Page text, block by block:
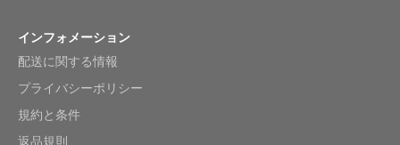
インフォメーション
配送に関する情報
プライバシーポリシー
規約と条件
返品規則